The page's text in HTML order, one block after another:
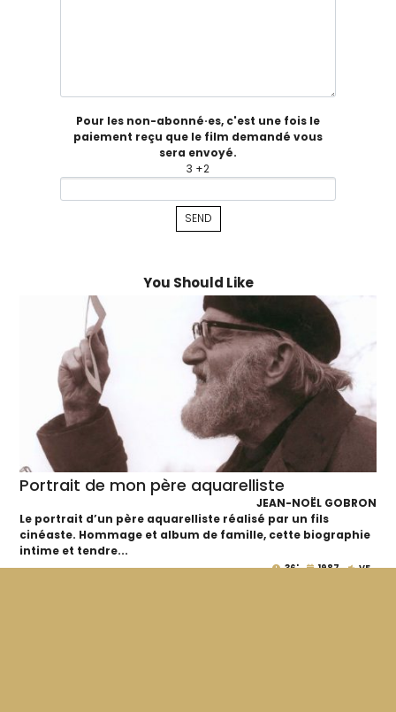
Pour les non-abonné·es, c'est une fois le
paiement reçu que le film demandé vous
sera envoyé.
3 +2
You Should Like
Portrait de mon père aquarelliste
JEAN-NOËL GOBRON
Le portrait d’un père aquarelliste réalisé par un fils
cinéaste. Hommage et album de famille, cette biographie
intime et tendre...
36' 1987 VF